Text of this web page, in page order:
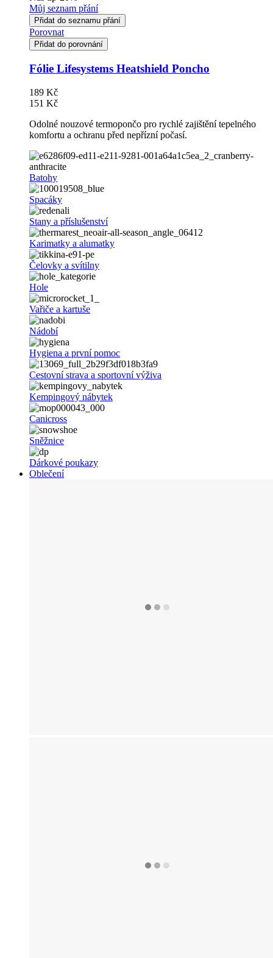
Můj seznam přání
Přidat do seznamu přání
Porovnat
Přidat do porovnání
Fólie Lifesystems Heatshield Poncho
189 Kč
151 Kč
Odolné nouzové termopončo pro rychlé zajištění tepelného
komfortu a ochranu před nepřízní počasí.
Batohy
Spacáky
Stany a příslušenství
Karimatky a alumatky
Čelovky a svítilny
Hole
Vařiče a kartuše
Nádobí
Hygiena a první pomoc
Cestovní strava a sportovní výživa
Kempingový nábytek
Canicross
Sněžnice
Dárkové poukazy
Oblečení